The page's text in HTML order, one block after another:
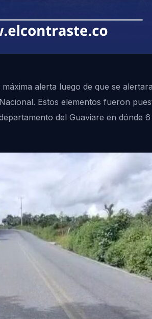
alerta luego de que se
Estos elementos fueron
del Guaviare en dónde